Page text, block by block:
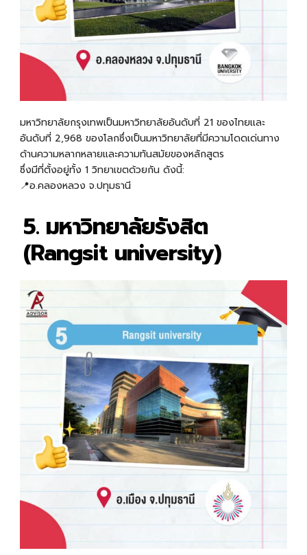
มหาวิทยาลัยกรุงเทพเป็นมหาวิทยาลัยอันดับที่ 21 ของไทยเเละ
อันดับที่ 2,968 ของโลกซึ่งเป็นมหาวิทยาลัยที่มีความโดดเด่นทาง
ด้านความหลากหลายและความทันสมัยของหลักสูตร
ซึ่งมีที่ตั้งอยู่ทั้ง 1 วิทยาเขตด้วยกัน ดังนี้:
📍อ.คลองหลวง จ.ปทุมธานี
5. มหาวิทยาลัยรังสิต
(Rangsit university)